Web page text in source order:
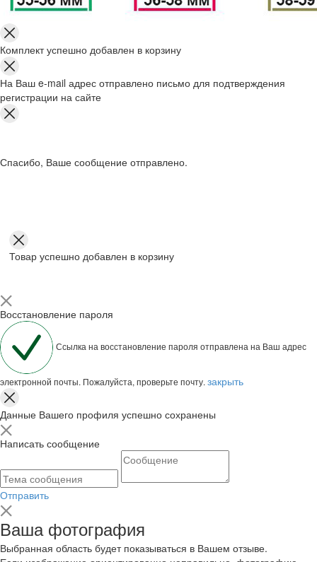
Комплект успешно добавлен в корзину
На Ваш e-mail адрес отправлено письмо для подтверждения
регистрации на сайте
Спасибо, Ваше сообщение отправлено.
Товар успешно добавлен в корзину
Восстановление пароля
Ссылка на восстановление пароля отправлена на Ваш адрес
электронной почты. Пожалуйста, проверьте почту. закрыть
Данные Вашего профиля успешно сохранены
Написать сообщение
Отправить
Ваша фотография
Выбранная область будет показываться в Вашем отзыве.